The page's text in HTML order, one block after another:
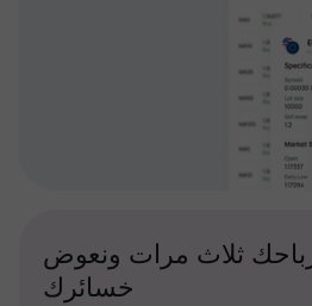
ثلاث مرات ونعوض
خسائرك